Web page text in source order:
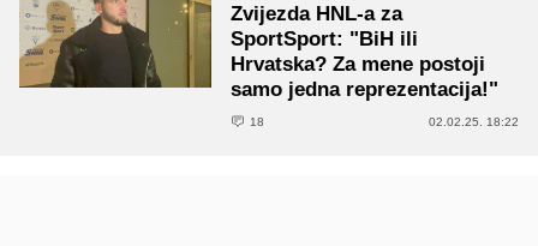
Zvijezda HNL-a za
SportSport: "BiH ili
Hrvatska? Za mene postoji
samo jedna reprezentacija!"
18 02.02.25. 18:22